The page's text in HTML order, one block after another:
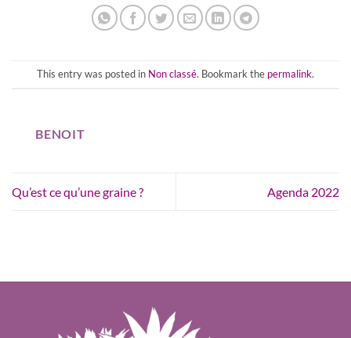
This entry was posted in Non classé. Bookmark the permalink.
BENOIT
Qu’est ce qu’une graine ? Agenda 2022